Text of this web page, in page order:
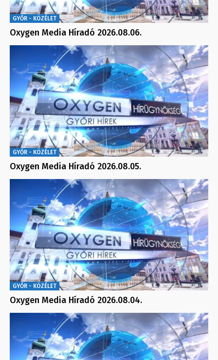
GYŐR - KÖZÉLET
Oxygen Media Híradó 2026.08.06.
GYŐR - KÖZÉLET
Oxygen Media Híradó 2026.08.05.
GYŐR - KÖZÉLET
Oxygen Media Híradó 2026.08.04.